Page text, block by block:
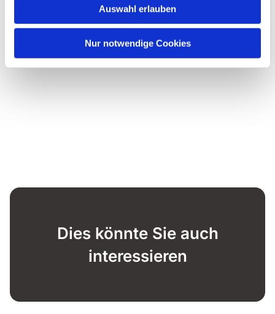
Auswahl erlauben
Nur notwendige Cookies
Dies könnte Sie auch
interessieren